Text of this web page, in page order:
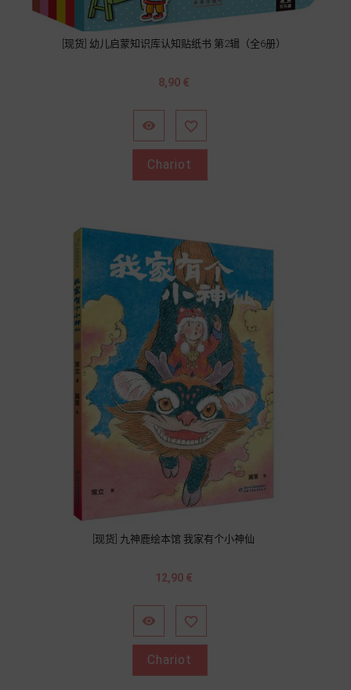
[现货] 幼儿启蒙知识库认知贴纸书 第2辑（全6册）
Prix
8,90 €
 
Chariot
[现货] 九神鹿绘本馆 我家有个小神仙
Prix
12,90 €
 
Chariot